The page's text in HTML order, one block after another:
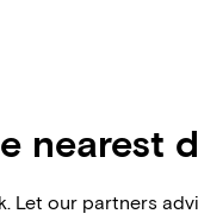
nearest
Let our partners